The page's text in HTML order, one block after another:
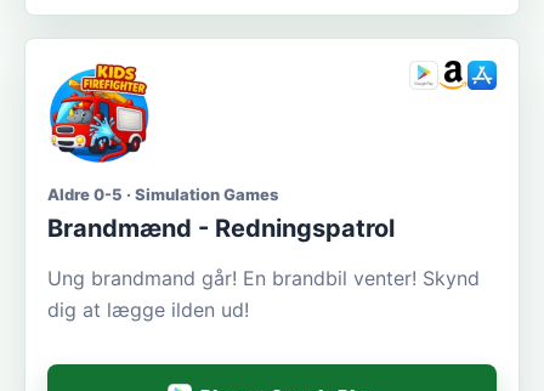
Aldre 0-5 · Simulation Games
Brandmænd - Redningspatrol
Ung brandmand går! En brandbil venter! Skynd
dig at lægge ilden ud!